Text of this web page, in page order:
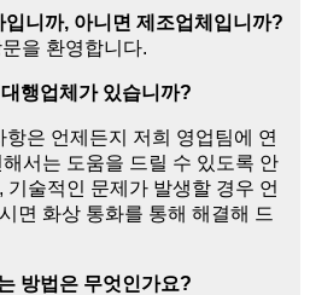
니까, 아니면 제조업체입니까?
을 환영합니다.
행업체가 있습니까?
은 언제든지 저희 영업팀에 연
서는 도움을 드릴 수 있도록 안
술적인 문제가 발생할 경우 언
면 화상 통화를 통해 해결해 드
방법은 무엇인가요?